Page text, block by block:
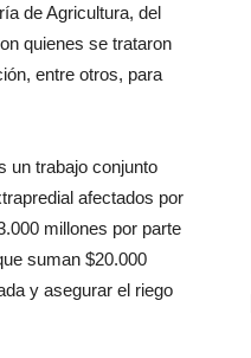
de Agricultura, del
quienes se trataron
entre otros, para
un trabajo conjunto
afectados por
millones por parte
suman $20.000
y asegurar el riego